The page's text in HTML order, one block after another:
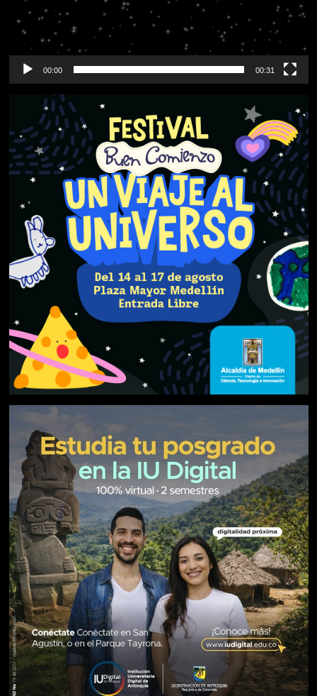
00:00 00:31